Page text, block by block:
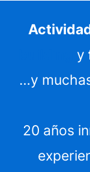
y
…y
20 años